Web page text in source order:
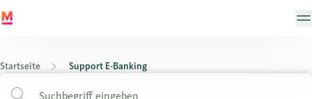
Startseite Support E-Banking